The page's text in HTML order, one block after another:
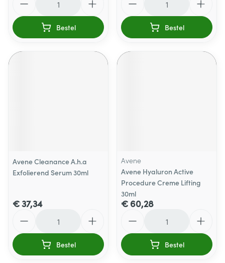
Bestel Bestel
Avene Cleanance A.h.a
Exfolierend Serum 30ml
€ 37,34
Bestel
Avene
Avene Hyaluron Active
Procedure Creme Lifting
30ml
€ 60,28
Bestel